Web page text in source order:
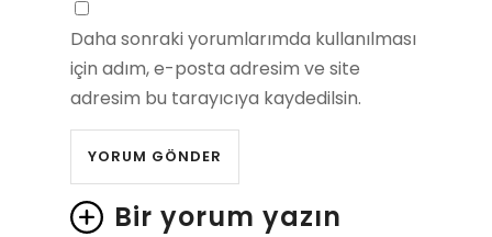
Daha sonraki yorumlarımda kullanılması
için adım, e-posta adresim ve site
adresim bu tarayıcıya kaydedilsin.
Bir yorum yazın